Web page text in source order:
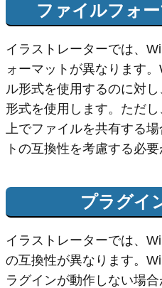
ファイルフォ
イラストレーターでは、
ォーマットが異なります
ル形式を使用するのに対
形式を使用します。ただ
上でファイルを共有する
トの互換性を考慮する必要
プラグイ
イラストレーターでは、
の互換性が異なります。
ラグインが動作しない場